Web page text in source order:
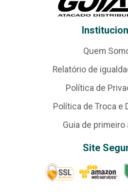
Quem
Relatório de
Política de
Política de Troca e
Guia de
Site